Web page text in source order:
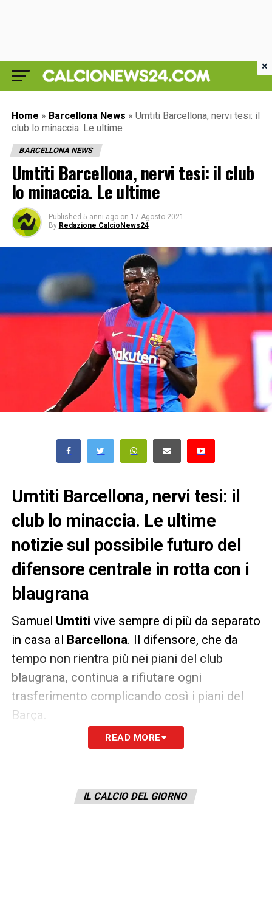
Home » Barcellona News » Umtiti Barcellona, nervi tesi: il
club lo minaccia. Le ultime
BARCELLONA NEWS
Umtiti Barcellona, nervi tesi: il club
lo minaccia. Le ultime
Published 5 anni ago on 17 Agosto 2021
By Redazione CalcioNews24
Umtiti Barcellona, nervi tesi: il
club lo minaccia. Le ultime
notizie sul possibile futuro del
difensore centrale in rotta con i
blaugrana
Samuel Umtiti vive sempre di più da separato
in casa al Barcellona. Il difensore, che da
tempo non rientra più nei piani del club
blaugrana, continua a rifiutare ogni
trasferimento complicando così i piani del
Barça.
Secondo quanto riportato daSport
licenziamento. Sono attesi sviluppi in merito
READ MORE
IL CALCIO DEL GIORNO
×